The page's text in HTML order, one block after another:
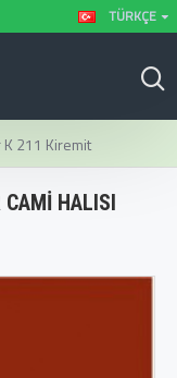
TÜRKÇE
211 Kiremit
CAMI HALISI